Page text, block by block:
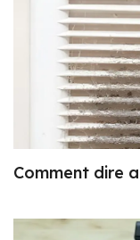
Comment dire